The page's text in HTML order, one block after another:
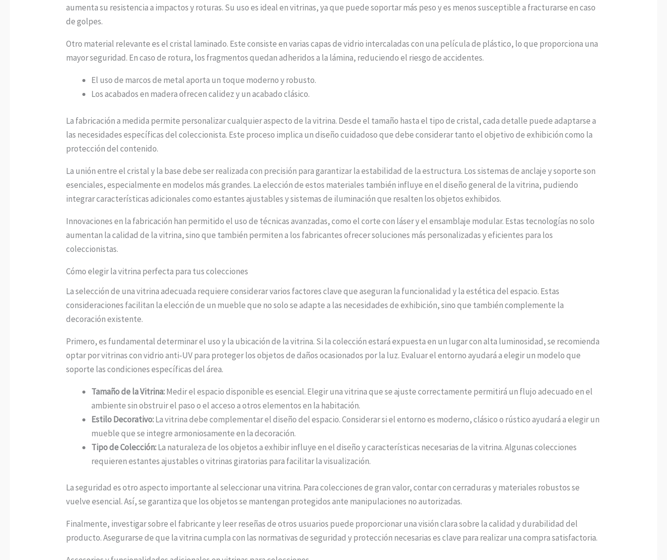
aumenta su resistencia a impactos y roturas. Su uso es ideal en vitrinas, ya que puede soportar más peso y es menos susceptible a fracturarse en caso
de golpes.
Otro material relevante es el cristal laminado. Este consiste en varias capas de vidrio intercaladas con una película de plástico, lo que proporciona una
mayor seguridad. En caso de rotura, los fragmentos quedan adheridos a la lámina, reduciendo el riesgo de accidentes.
El uso de marcos de metal aporta un toque moderno y robusto.
Los acabados en madera ofrecen calidez y un acabado clásico.
La fabricación a medida permite personalizar cualquier aspecto de la vitrina. Desde el tamaño hasta el tipo de cristal, cada detalle puede adaptarse a
las necesidades específicas del coleccionista. Este proceso implica un diseño cuidadoso que debe considerar tanto el objetivo de exhibición como la
protección del contenido.
La unión entre el cristal y la base debe ser realizada con precisión para garantizar la estabilidad de la estructura. Los sistemas de anclaje y soporte son
esenciales, especialmente en modelos más grandes. La elección de estos materiales también influye en el diseño general de la vitrina, pudiendo
integrar características adicionales como estantes ajustables y sistemas de iluminación que resalten los objetos exhibidos.
Innovaciones en la fabricación han permitido el uso de técnicas avanzadas, como el corte con láser y el ensamblaje modular. Estas tecnologías no solo
aumentan la calidad de la vitrina, sino que también permiten a los fabricantes ofrecer soluciones más personalizadas y eficientes para los
coleccionistas.
Cómo elegir la vitrina perfecta para tus colecciones
La selección de una vitrina adecuada requiere considerar varios factores clave que aseguran la funcionalidad y la estética del espacio. Estas
consideraciones facilitan la elección de un mueble que no solo se adapte a las necesidades de exhibición, sino que también complemente la
decoración existente.
Primero, es fundamental determinar el uso y la ubicación de la vitrina. Si la colección estará expuesta en un lugar con alta luminosidad, se recomienda
optar por vitrinas con vidrio anti-UV para proteger los objetos de daños ocasionados por la luz. Evaluar el entorno ayudará a elegir un modelo que
soporte las condiciones específicas del área.
Tamaño de la Vitrina:Medir el espacio disponible es esencial. Elegir una vitrina que se ajuste correctamente permitirá un flujo adecuado en el
ambiente sin obstruir el paso o el acceso a otros elementos en la habitación.
Estilo Decorativo:La vitrina debe complementar el diseño del espacio. Considerar si el entorno es moderno, clásico o rústico ayudará a elegir un
mueble que se integre armoniosamente en la decoración.
Tipo de Colección:La naturaleza de los objetos a exhibir influye en el diseño y características necesarias de la vitrina. Algunas colecciones
requieren estantes ajustables o vitrinas giratorias para facilitar la visualización.
La seguridad es otro aspecto importante al seleccionar una vitrina. Para colecciones de gran valor, contar con cerraduras y materiales robustos se
vuelve esencial. Así, se garantiza que los objetos se mantengan protegidos ante manipulaciones no autorizadas.
Finalmente, investigar sobre el fabricante y leer reseñas de otros usuarios puede proporcionar una visión clara sobre la calidad y durabilidad del
producto. Asegurarse de que la vitrina cumpla con las normativas de seguridad y protección necesarias es clave para realizar una compra satisfactoria.